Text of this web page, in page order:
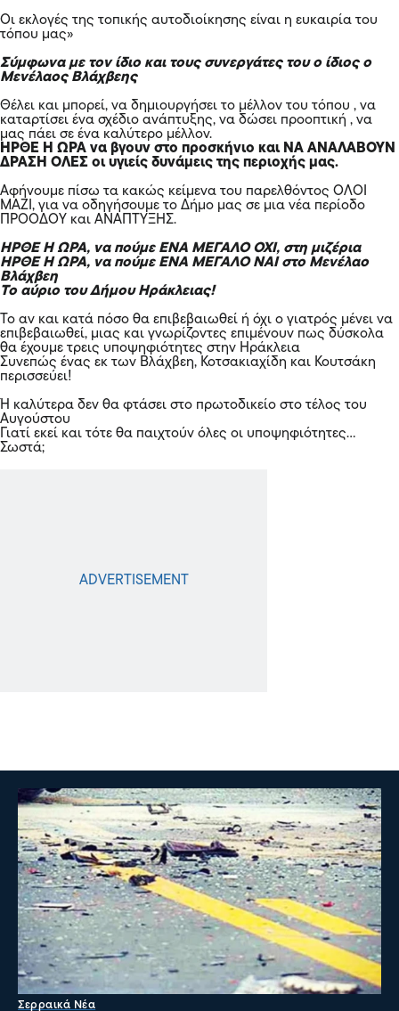
Οι εκλογές της τοπικής αυτοδιοίκησης είναι η ευκαιρία του
τόπου μας»
Σύμφωνα με τον ίδιο και τους συνεργάτες του ο ίδιος ο
Μενέλαος Βλάχβεης
Θέλει και μπορεί, να δημιουργήσει το μέλλον του τόπου , να
καταρτίσει ένα σχέδιο ανάπτυξης, να δώσει προοπτική , να
μας πάει σε ένα καλύτερο μέλλον.
ΗΡΘΕ Η ΩΡΑ να βγουν στο προσκήνιο και ΝΑ ΑΝΑΛΑΒΟΥΝ
ΔΡΑΣΗ ΟΛΕΣ οι υγιείς δυνάμεις της περιοχής μας.
Αφήνουμε πίσω τα κακώς κείμενα του παρελθόντος ΟΛΟΙ
ΜΑΖΙ, για να οδηγήσουμε το Δήμο μας σε μια νέα περίοδο
ΠΡΟΟΔΟΥ και ΑΝΑΠΤΥΞΗΣ.
ΗΡΘΕ Η ΩΡΑ, να πούμε ΕΝΑ ΜΕΓΑΛΟ ΟΧΙ, στη μιζέρια
ΗΡΘΕ Η ΩΡΑ, να πούμε ΕΝΑ ΜΕΓΑΛΟ ΝΑΙ στο Μενέλαο
Βλάχβεη
Το αύριο του Δήμου Ηράκλειας!
Το αν και κατά πόσο θα επιβεβαιωθεί ή όχι ο γιατρός μένει να
επιβεβαιωθεί, μιας και γνωρίζοντες επιμένουν πως δύσκολα
θα έχουμε τρεις υποψηφιότητες στην Ηράκλεια
Συνεπώς ένας εκ των Βλάχβεη, Κοτσακιαχίδη και Κουτσάκη
περισσεύει!
Ή καλύτερα δεν θα φτάσει στο πρωτοδικείο στο τέλος του
Αυγούστου
Γιατί εκεί και τότε θα παιχτούν όλες οι υποψηφιότητες…
Σωστά;
Σερραικά Νέα